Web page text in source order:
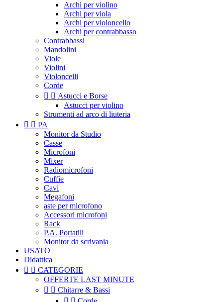
Archi per violino
Archi per viola
Archi per violoncello
Archi per contrabbasso
Contrabbassi
Mandolini
Viole
Violini
Violoncelli
Corde
  Astucci e Borse
Astucci per violino
Strumenti ad arco di liuteria
  PA
Monitor da Studio
Casse
Microfoni
Mixer
Radiomicrofoni
Cuffie
Cavi
Megafoni
aste per microfono
Accessori microfoni
Rack
P.A. Portatili
Monitor da scrivania
USATO
Didattica
  CATEGORIE
OFFERTE LAST MINUTE
  Chitarre & Bassi